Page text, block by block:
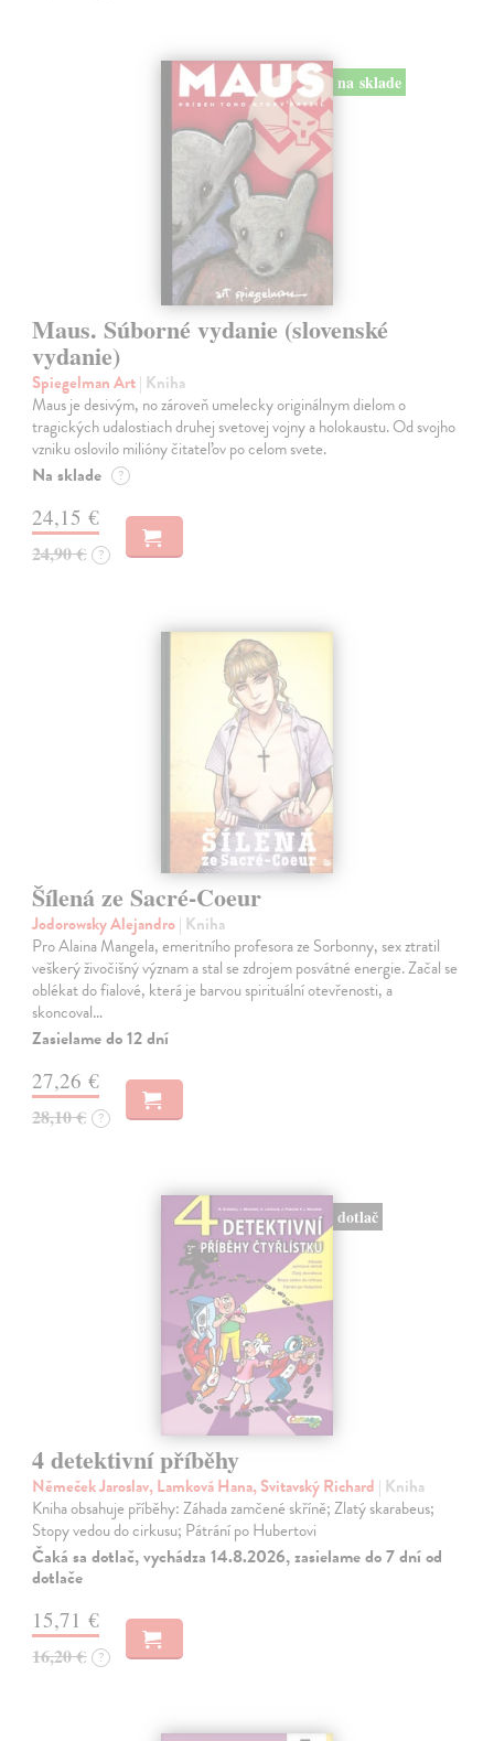
na sklade
Maus. Súborné vydanie (slovenské
vydanie)
Spiegelman Art| Kniha
Maus je desivým, no zároveň umelecky originálnym dielom o
tragických udalostiach druhej svetovej vojny a holokaustu. Od svojho
vzniku oslovilo milióny čitateľov po celom svete.
Na sklade ?
24,15 €
24,90 € ?
Šílená ze Sacré-Coeur
Jodorowsky Alejandro| Kniha
Pro Alaina Mangela, emeritního profesora ze Sorbonny, sex ztratil
veškerý živočišný význam a stal se zdrojem posvátné energie. Začal se
oblékat do fialové, která je barvou spirituální otevřenosti, a
skoncoval…
Zasielame do 12 dní
27,26 €
28,10 € ?
dotlač
4 detektivní příběhy
Němeček Jaroslav, Lamková Hana, Svitavský Richard | Kniha
Kniha obsahuje příběhy: Záhada zamčené skříně; Zlatý skarabeus;
Stopy vedou do cirkusu; Pátrání po Hubertovi
Čaká sa dotlač, vychádza 14.8.2026, zasielame do 7 dní od
dotlače
15,71 €
16,20 € ?